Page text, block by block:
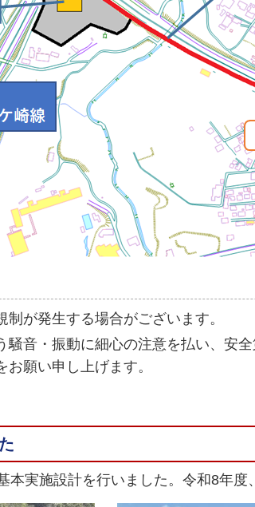
が発生する場合がございます。
騒音・振動に細心の注意を払い、安
願い申し上げます。
実施設計を行いました。令和8年度